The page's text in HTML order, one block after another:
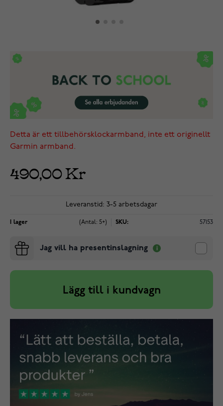
Detta är ett tillbehörsklockarmband, inte ett originellt
Garmin armband.
490,00 Kr
Leveranstid: 3-5 arbetsdagar
I lager (Antal: 5+) SKU: 57153
Jag vill ha presentinslagning
Lägg till i kundvagn